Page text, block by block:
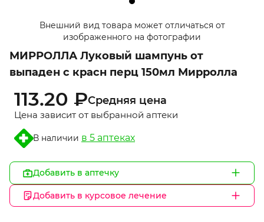
1
Внешний вид товара может отличаться от
изображенного на фотографии
МИРРОЛЛА Луковый шампунь от
выпаден с красн перц 150мл Мирролла
113.20 ₽Средняя цена
Цена зависит от выбранной аптеки
В наличии в 5 аптеках
Добавить в аптечку
Добавить в курсовое лечение